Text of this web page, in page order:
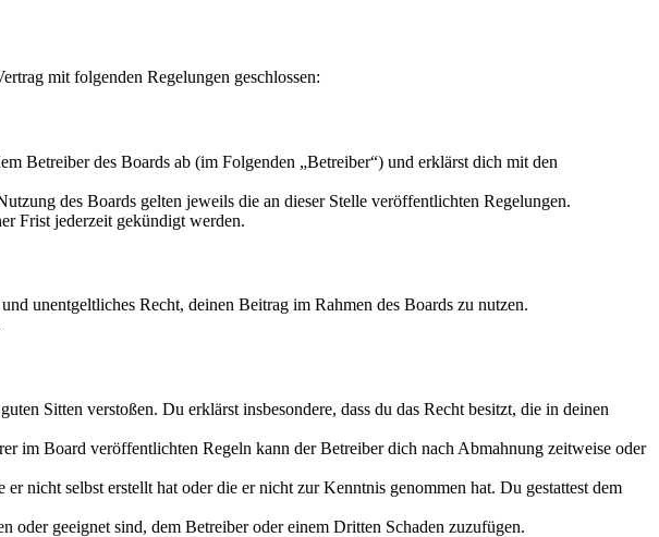
mit folgenden Regelungen geschlossen:
Betreiber des Boards ab (im Folgenden „Betreiber“) und erklärst dich mit den
des Boards gelten jeweils die an dieser Stelle veröffentlichten Regelungen.
Frist jederzeit gekündigt werden.
unentgeltliches Recht, deinen Beitrag im Rahmen des Boards zu nutzen.
Sitten verstoßen. Du erklärst insbesondere, dass du das Recht besitzt, die in deinen
im Board veröffentlichten Regeln kann der Betreiber dich nach Abmahnung zeitweise oder
nicht selbst erstellt hat oder die er nicht zur Kenntnis genommen hat. Du gestattest dem
oder geeignet sind, dem Betreiber oder einem Dritten Schaden zuzufügen.